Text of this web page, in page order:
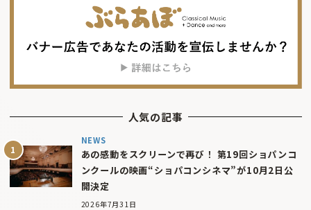
人気の記事
NEWS
あの感動をスクリーンで再び！ 第19回ショパンコ
ンクールの映画“ショパコンシネマ”が10月2日公
開決定
2026年7月31日